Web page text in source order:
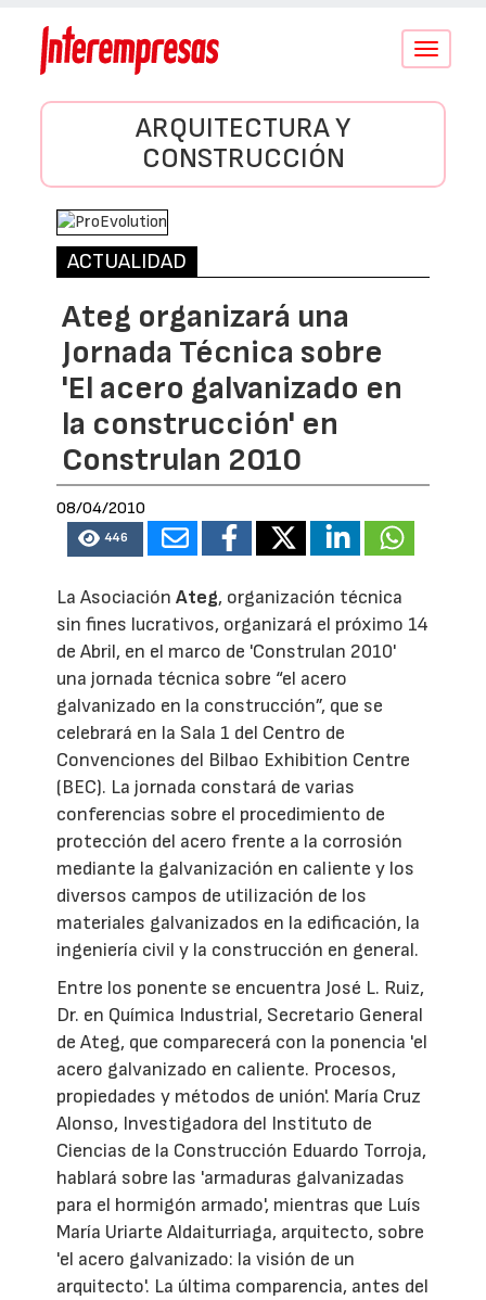
Conmutar
ARQUITECTURA Y
CONSTRUCCIÓN
ACTUALIDAD
Ateg organizará una
Jornada Técnica sobre
'El acero galvanizado en
la construcción' en
Construlan 2010
08/04/2010
446
La AsociaciónAteg, organización técnica
sin fines lucrativos, organizará el próximo 14
de Abril, en el marco de 'Construlan 2010'
una jornada técnica sobre “el acero
galvanizado en la construcción”, que se
celebrará en la Sala 1 del Centro de
Convenciones del Bilbao Exhibition Centre
(BEC). La jornada constará de varias
conferencias sobre el procedimiento de
protección del acero frente a la corrosión
mediante la galvanización en caliente y los
diversos campos de utilización de los
materiales galvanizados en la edificación, la
ingeniería civil y la construcción en general.
Entre los ponente se encuentra José L. Ruiz,
Dr. en Química Industrial, Secretario General
de Ateg, que comparecerá con la ponencia 'el
acero galvanizado en caliente. Procesos,
propiedades y métodos de unión'. María Cruz
Alonso, Investigadora del Instituto de
Ciencias de la Construcción Eduardo Torroja,
hablará sobre las 'armaduras galvanizadas
para el hormigón armado', mientras que Luís
María Uriarte Aldaiturriaga, arquitecto, sobre
'el acero galvanizado: la visión de un
arquitecto'. La última comparencia, antes del